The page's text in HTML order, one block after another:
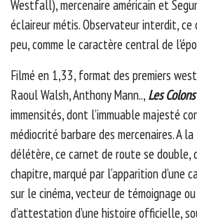
Westfall), mercenaire américain et
éclaireur métis. Observateur interdit, ce
peu, comme le caractère central de
Filmé en 1,33, format des premiers
Raoul Walsh, Anthony Mann.., Les Colons
immensités, dont l’immuable majesté
médiocrité barbare des mercenaires. A
délétère, ce carnet de route se double,
chapitre, marqué par l’apparition d’une
sur le cinéma, vecteur de témoignage
d’attestation d’une histoire officielle,